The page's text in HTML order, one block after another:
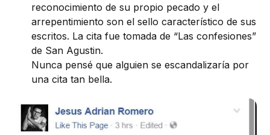
reconocimiento de su propio pecado y el
arrepentimiento son el sello característico de sus
escritos. La cita fue tomada de “Las confesiones”
de San Agustin.
Nunca pensé que alguien se escandalizaría por
una cita tan bella.